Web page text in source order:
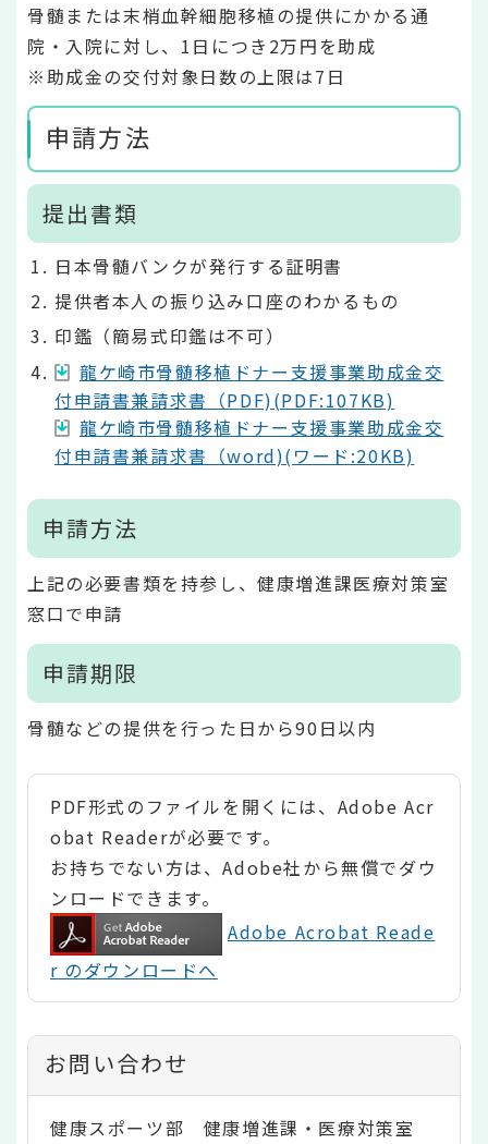
骨髄または末梢血幹細胞移植の提供にかかる通
院・入院に対し、1日につき2万円を助成
※助成金の交付対象日数の上限は7日
申請方法
提出書類
日本骨髄バンクが発行する証明書
提供者本人の振り込み口座のわかるもの
印鑑（簡易式印鑑は不可）
龍ケ崎市骨髄移植ドナー支援事業助成金交
付申請書兼請求書（PDF)(PDF:107KB)
龍ケ崎市骨髄移植ドナー支援事業助成金交
付申請書兼請求書（word)(ワード:20KB)
申請方法
上記の必要書類を持参し、健康増進課医療対策室
窓口で申請
申請期限
骨髄などの提供を行った日から90日以内
PDF形式のファイルを開くには、Adobe Acr
obat Readerが必要です。
お持ちでない方は、Adobe社から無償でダウ
ンロードできます。
Adobe Acrobat Reade
r のダウンロードへ
お問い合わせ
健康スポーツ部 健康増進課・医療対策室